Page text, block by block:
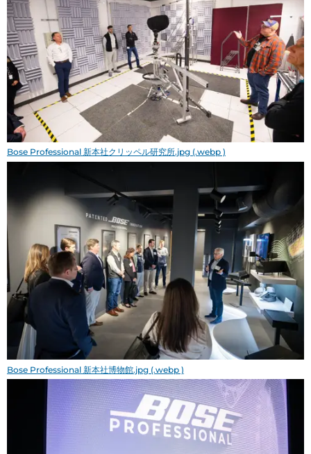
Bose Professional 新本社クリッペル研究所.jpg (.webp )
Bose Professional 新本社博物館.jpg (.webp )